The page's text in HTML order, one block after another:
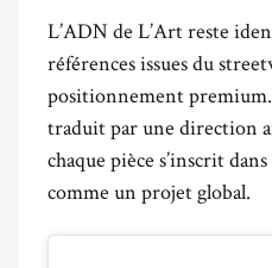
L’ADN de L’Art reste
références issues du
positionnement
traduit par une direction
chaque pièce s’inscrit
comme un projet global.